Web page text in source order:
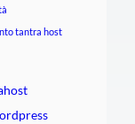
tantra host